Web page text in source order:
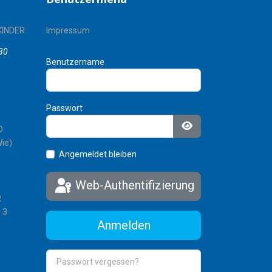
3
Impressum
Benutzername
Passwort
Passwort anzeigen
Angemeldet bleiben
Web-Authentifizierung
Anmelden
Passwort vergessen?